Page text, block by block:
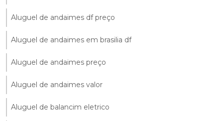
Aluguel de andaimes df preço
Aluguel de andaimes em brasilia df
Aluguel de andaimes preço
Aluguel de andaimes valor
Aluguel de balancim eletrico